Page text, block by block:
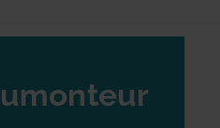
Kontakt zum
musst nur Deinen